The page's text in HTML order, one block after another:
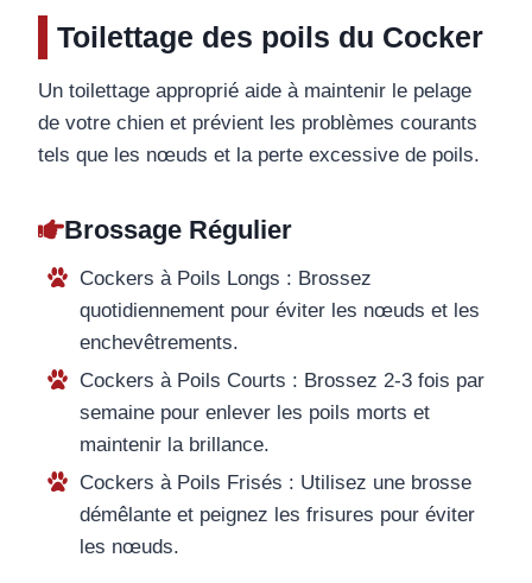
Toilettage des poils du Cocker
Un toilettage approprié aide à maintenir le pelage
de votre chien et prévient les problèmes courants
tels que les nœuds et la perte excessive de poils.
Brossage Régulier
Cockers à Poils Longs : Brossez
quotidiennement pour éviter les nœuds et les
enchevêtrements.
Cockers à Poils Courts : Brossez 2-3 fois par
semaine pour enlever les poils morts et
maintenir la brillance.
Cockers à Poils Frisés : Utilisez une brosse
démêlante et peignez les frisures pour éviter
les nœuds.